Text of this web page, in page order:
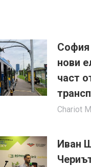
София
нови
част
Chariot
Иван